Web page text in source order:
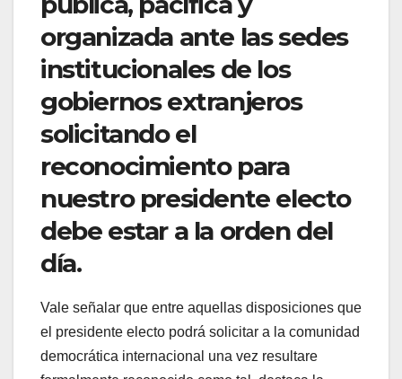
organizada ante las sedes
institucionales de los
gobiernos extranjeros
solicitando el
reconocimiento para
nuestro presidente electo
debe estar a la orden del
día.
Vale señalar que entre aquellas disposiciones que
el presidente electo podrá solicitar a la comunidad
democrática internacional una vez resultare